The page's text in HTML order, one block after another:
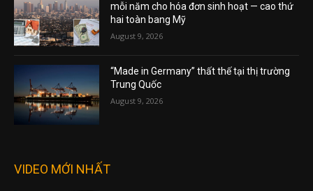
mỗi năm cho hóa đơn sinh hoạt — cao thứ
hai toàn bang Mỹ
August 9, 2026
“Made in Germany” thất thế tại thị trường
Trung Quốc
August 9, 2026
VIDEO MỚI NHẤT